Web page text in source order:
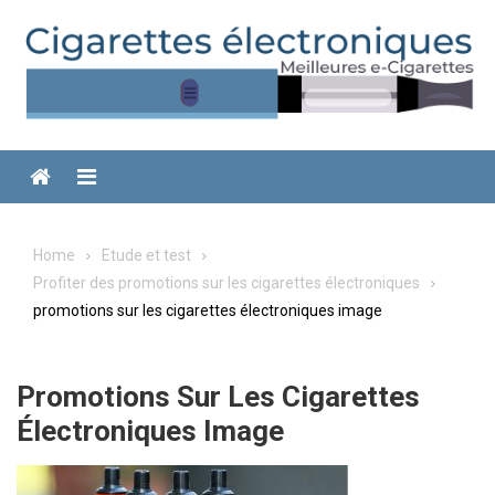
content
Menu
Home
Etude et test
Profiter des promotions sur les cigarettes électroniques
promotions sur les cigarettes électroniques image
Promotions Sur Les Cigarettes
Électroniques Image